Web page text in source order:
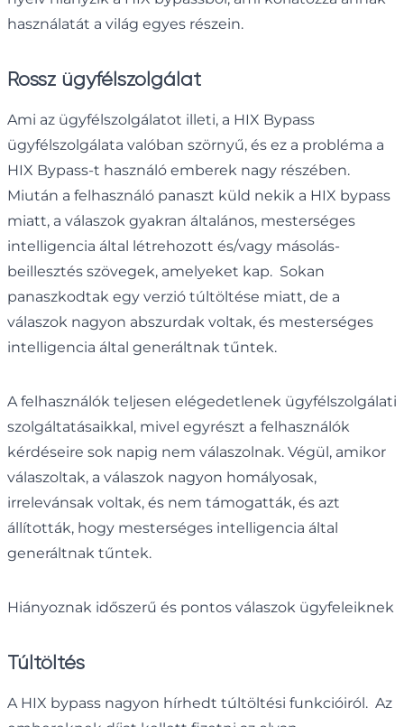
használatát a világ egyes részein.
Rossz ügyfélszolgálat
Ami az ügyfélszolgálatot illeti, a HIX Bypass
ügyfélszolgálata valóban szörnyű, és ez a probléma a
HIX Bypass-t használó emberek nagy részében.
Miután a felhasználó panaszt küld nekik a HIX bypass
miatt, a válaszok gyakran általános, mesterséges
intelligencia által létrehozott és/vagy másolás-
beillesztés szövegek, amelyeket kap. Sokan
panaszkodtak egy verzió túltöltése miatt, de a
válaszok nagyon abszurdak voltak, és mesterséges
intelligencia által generáltnak tűntek.
A felhasználók teljesen elégedetlenek ügyfélszolgálati
szolgáltatásaikkal, mivel egyrészt a felhasználók
kérdéseire sok napig nem válaszolnak. Végül, amikor
válaszoltak, a válaszok nagyon homályosak,
irrelevánsak voltak, és nem támogatták, és azt
állították, hogy mesterséges intelligencia által
generáltnak tűntek.
Hiányoznak időszerű és pontos válaszok ügyfeleiknek
Túltöltés
A HIX bypass nagyon hírhedt túltöltési funkcióiról. Az